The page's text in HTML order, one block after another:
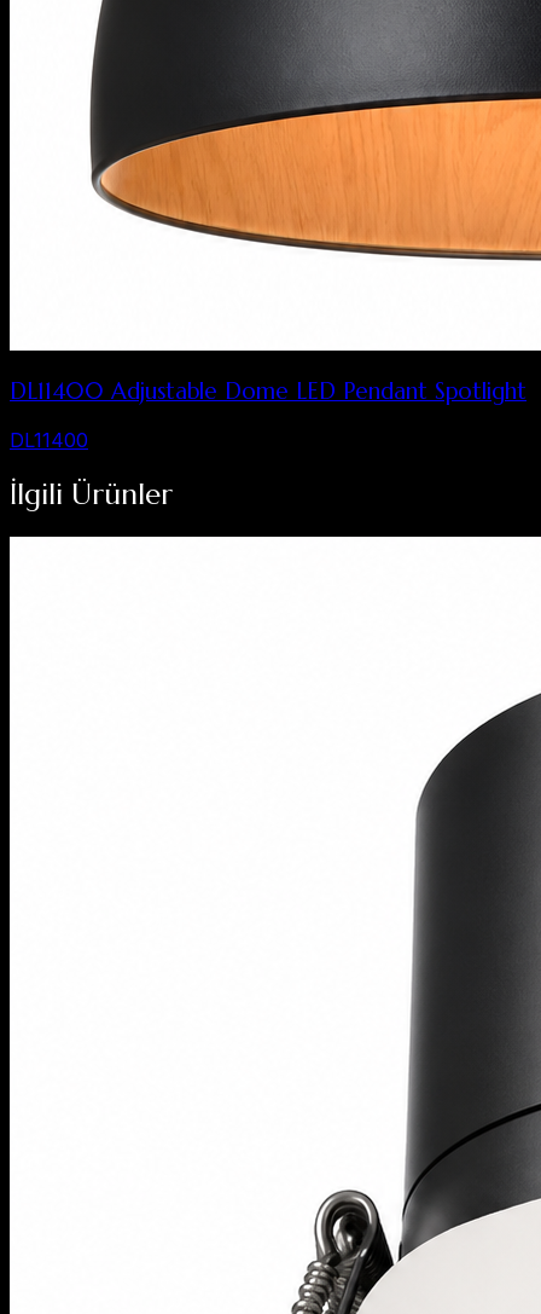
DL11400 Adjustable Dome LED Pendant Spotlight
DL11400
İlgili Ürünler